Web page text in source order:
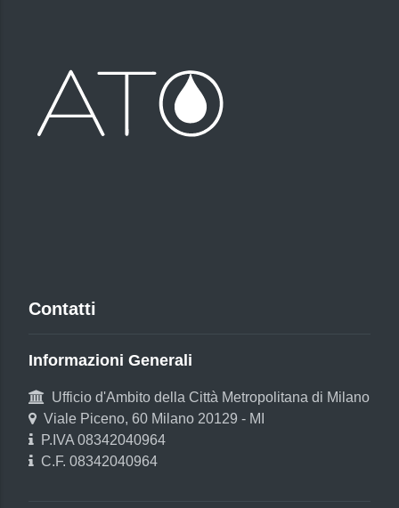
Contatti
Informazioni Generali
Ufficio d'Ambito della Città Metropolitana di Milano
Viale Piceno, 60 Milano 20129 - MI
P.IVA 08342040964
C.F. 08342040964